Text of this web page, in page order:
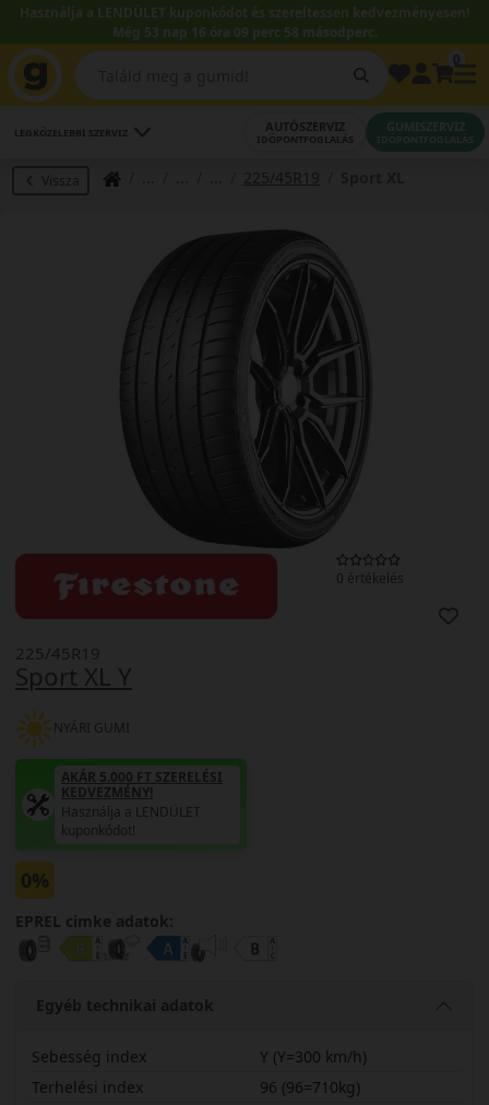
Használja a LENDÜLET kuponkódot és szereltessen kedvezményesen!
Még 53 nap 16 óra 09 perc 57 másodperc.
LEGKÖZELEBBI SZERVIZ AUTÓSZERVIZ
IDŐPONTFOGLALÁS
GUMISZERVIZ
IDŐPONTFOGLALÁS
Vissza 225/45R19
0 értékelés
Sport XL Y
225/45R19
NYÁRI GUMI
AKÁR 5.000 FT SZERELÉSI
KEDVEZMÉNY!
Használja a LENDÜLET
kuponkódot!
0%
EPREL cimke adatok:
Egyéb technikai adatok
Sebesség index
Y (Y=300 km/h)
Terhelési index
96 (96=710kg)